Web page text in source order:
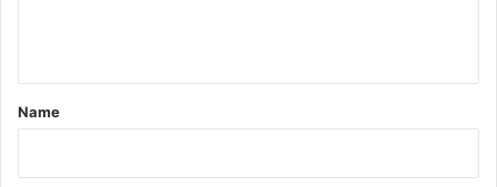
*
Name